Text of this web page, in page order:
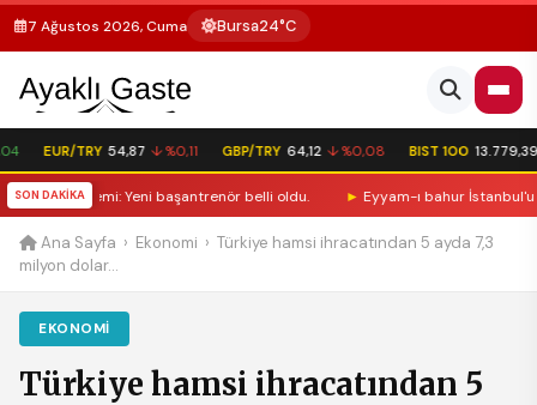
7 Ağustos 2026, Cuma Bursa24°C
EUR/TRY 54,87 ↓ %0,11 GBP/TRY 64,12 ↓ %0,08 BIST 100 13.779,39
SON DAKİKA
dönemi: Yeni başantrenör belli oldu. Eyyam-ı bahur İstanbul'u
Ana Sayfa › Ekonomi › Türkiye hamsi ihracatından 5 ayda 7,3
milyon dolar...
EKONOMI
Türkiye hamsi ihracatından 5